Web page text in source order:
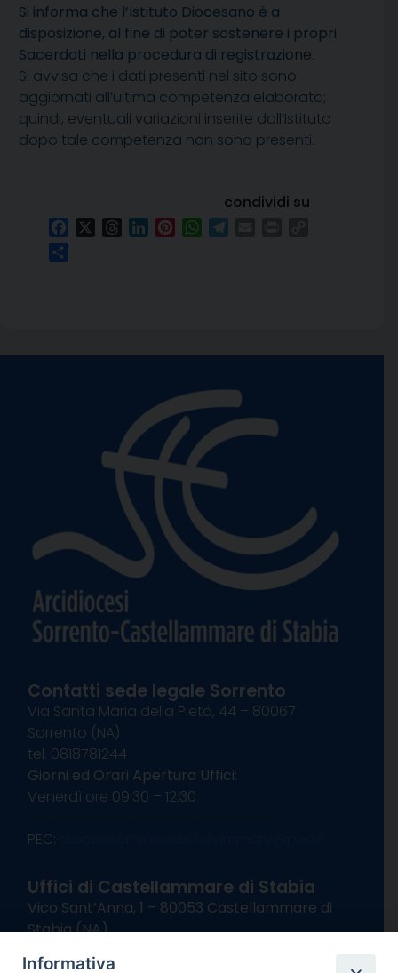
Si informa che l’Istituto Diocesano è a
disposizione, al fine di poter sostenere i propri
Sacerdoti nella procedura di registrazio­ne.
Si avvisa che i dati presenti nel sito sono
aggiornati all’ultima competenza elaborata;
quindi, eventuali variazioni inserite dall’Istituto
dopo tale competenza non sono presenti.
condividi su
FacebookThreadsLinkedInPinterestWhatsApp
Contatti sede legale Sorrento
Via Santa Maria della Pietà, 44 – 80067
Sorrento (NA)
tel. 0818781244
Giorni ed Orari Apertura Uffici:
Venerdì ore 09:30 – 12:30
———————————————————–
PEC:
Uffici di Castellammare di Stabia
Vico Sant’Anna, 1 – 80053 Castellammare di
Stabia (NA)
Informativa